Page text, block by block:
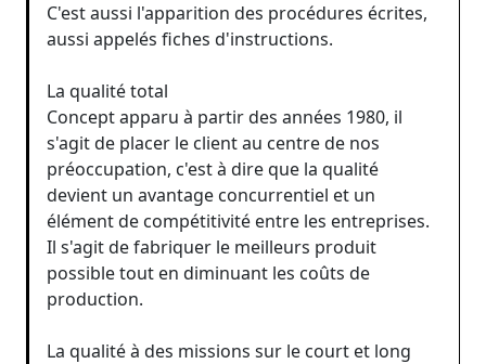
C'est aussi l'apparition des procédures écrites,
aussi appelés fiches d'instructions.
La qualité total
Concept apparu à partir des années 1980, il
s'agit de placer le client au centre de nos
préoccupation, c'est à dire que la qualité
devient un avantage concurrentiel et un
élément de compétitivité entre les entreprises.
Il s'agit de fabriquer le meilleurs produit
possible tout en diminuant les coûts de
production.
La qualité à des missions sur le court et long